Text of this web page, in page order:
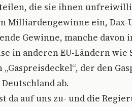
die sie ihnen
Milliardengewinne ein,
Gewinne, manche
in anderen EU-Ländern wie
der den
ab.
da auf uns zu- und die